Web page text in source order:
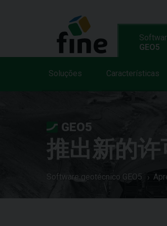
GEO5
Soluções Características
GEO5
推出新的许
Software geotécnico GEO5